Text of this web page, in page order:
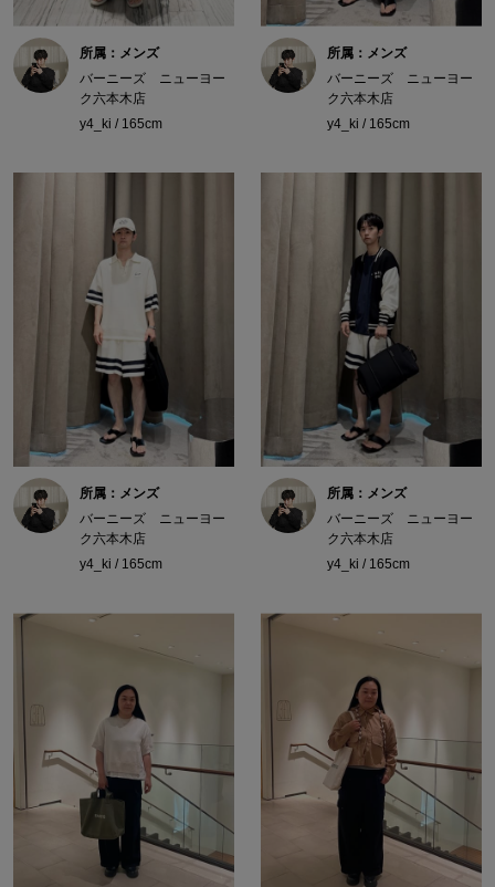
所属：メンズ
バーニーズ ニューヨー
ク六本木店
y4_ki / 165cm
所属：メンズ
バーニーズ ニューヨー
ク六本木店
y4_ki / 165cm
所属：メンズ
バーニーズ ニューヨー
ク六本木店
y4_ki / 165cm
所属：メンズ
バーニーズ ニューヨー
ク六本木店
y4_ki / 165cm